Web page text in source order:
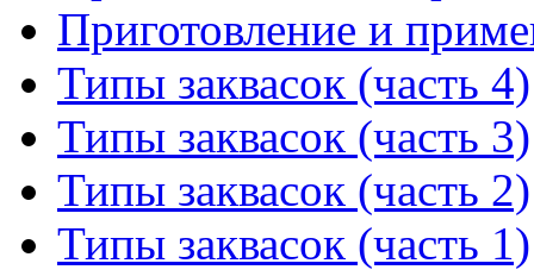
Приготовление и
Типы заквасок (часть 4)
Типы заквасок (часть 3)
Типы заквасок (часть 2)
Типы заквасок (часть 1)